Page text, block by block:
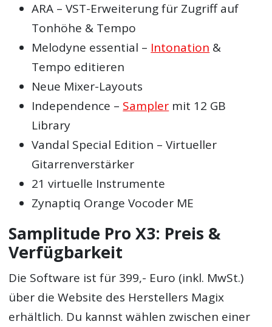
ARA – VST-Erweiterung für Zugriff auf
Tonhöhe & Tempo
Melodyne essential – Intonation &
Tempo editieren
Neue Mixer-Layouts
Independence – Sampler mit 12 GB
Library
Vandal Special Edition – Virtueller
Gitarrenverstärker
21 virtuelle Instrumente
Zynaptiq Orange Vocoder ME
Samplitude Pro X3: Preis &
Verfügbarkeit
Die Software ist für 399,- Euro (inkl. MwSt.)
über die Website des Herstellers Magix
erhältlich. Du kannst wählen zwischen einer